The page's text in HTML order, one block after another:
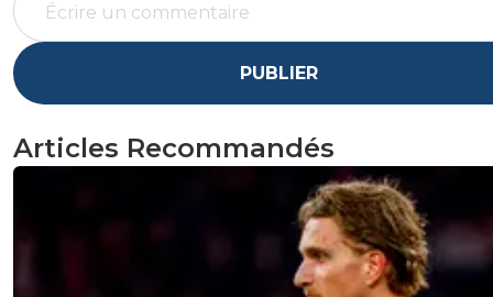
PUBLIER
Articles Recommandés